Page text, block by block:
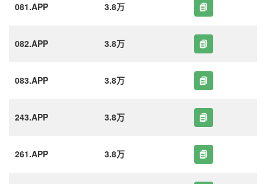
081.APP 3.8万
082.APP 3.8万
083.APP 3.8万
243.APP 3.8万
261.APP 3.8万